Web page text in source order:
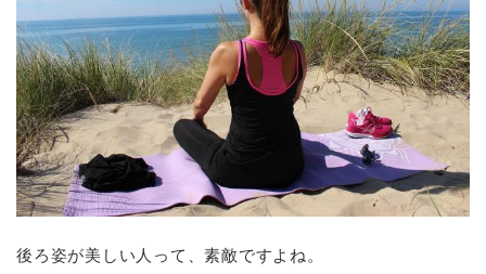
後ろ姿が美しい人って、素敵ですよね。